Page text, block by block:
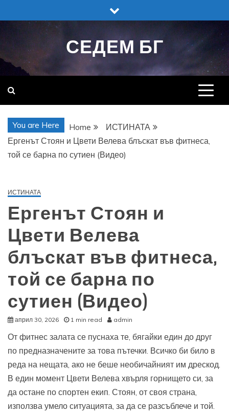
to
СЕДЕМ БГ
You are Here Home
ИСТИНАТА
Ергенът Стоян и Цвети Велева блъскат във фитнеса,
той се барна по сутиен (Видео)
ИСТИНАТА
Ергенът Стоян и
Цвети Велева
блъскат във фитнеса,
той се барна по
сутиен (Видео)
април 30, 2026 1 min read admin
От фитнес залата се пуснаха те, бягайки един до друг
по предназначените за това пътечки. Всичко би било в
реда на нещата, ако не беше необичайният им дрескод.
В един момент Цвети Велева хвърля горнището си, за
да остане по спортен екип. Стоян, от своя страна,
използва умело ситуацията, за да се разсъблече и той.